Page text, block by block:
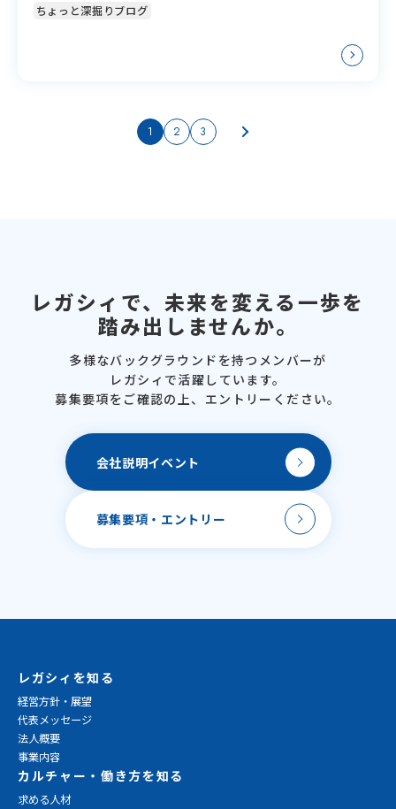
ちょっと深掘りブログ
1 2 3
レガシィで、未来を変える一歩を
踏み出しませんか。
多様なバックグラウンドを持つメンバーが
レガシィで活躍しています。
募集要項をご確認の上、 エントリーください。
会社説明イベント
募集要項・ エントリー
レガシィを知る
経営方針・展望
代表メッセージ
法人概要
事業内容
カルチャー・働き方を知る
求める人材